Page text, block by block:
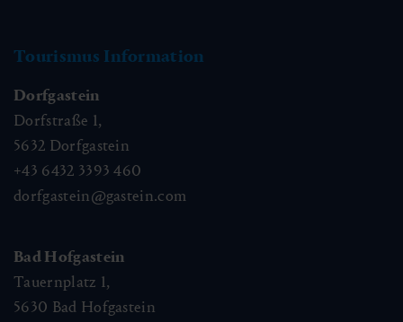
Tourismus Information
Dorfgastein
Dorfstraße 1,
5632 Dorfgastein
+43 6432 3393 460
dorfgastein@gastein.com
Bad Hofgastein
Tauernplatz 1,
5630 Bad Hofgastein